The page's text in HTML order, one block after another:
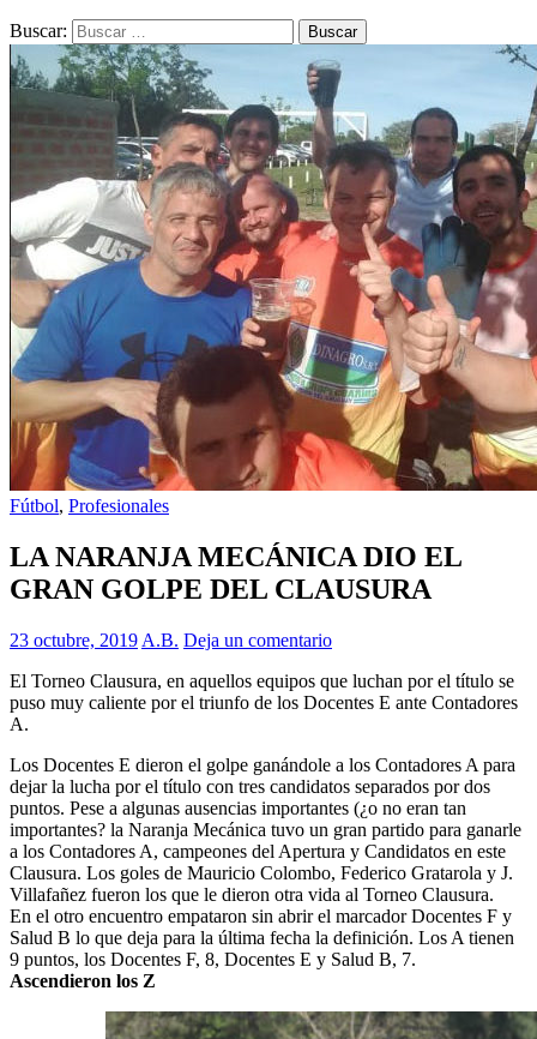
Buscar:
Fútbol, Profesionales
LA NARANJA MECÁNICA DIO EL
GRAN GOLPE DEL CLAUSURA
23 octubre, 2019 A.B. Deja un comentario
El Torneo Clausura, en aquellos equipos que luchan por el título se
puso muy caliente por el triunfo de los Docentes E ante Contadores
A.
Los Docentes E dieron el golpe ganándole a los Contadores A para
dejar la lucha por el título con tres candidatos separados por dos
puntos. Pese a algunas ausencias importantes (¿o no eran tan
importantes? la Naranja Mecánica tuvo un gran partido para ganarle
a los Contadores A, campeones del Apertura y Candidatos en este
Clausura. Los goles de Mauricio Colombo, Federico Gratarola y J.
Villafañez fueron los que le dieron otra vida al Torneo Clausura.
En el otro encuentro empataron sin abrir el marcador Docentes F y
Salud B lo que deja para la última fecha la definición. Los A tienen
9 puntos, los Docentes F, 8, Docentes E y Salud B, 7.
Ascendieron los Z